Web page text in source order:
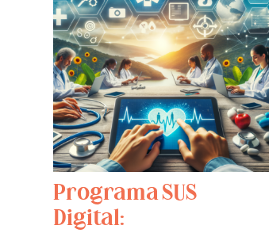
Programa SUS
Digital: